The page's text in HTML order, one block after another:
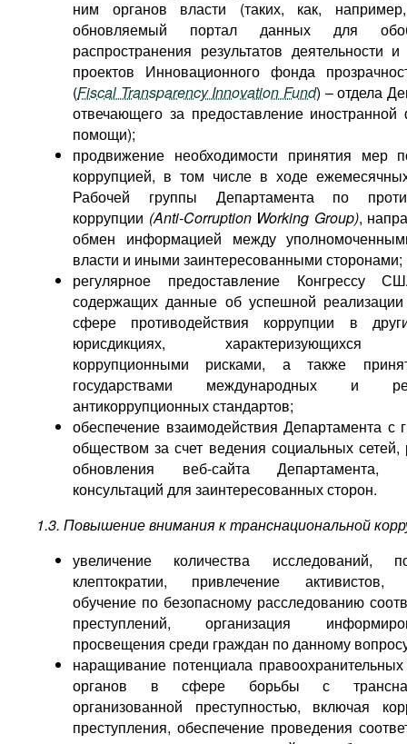
ним органов власти (таких, как,
обновляемый портал данных для
распространения результатов деятельности
проектов Инновационного фонда
(Fiscal Transparency Innovation Fund) – отдела
отвечающего за предоставление иностранной
помощи);
продвижение необходимости принятия мер
коррупцией, в том числе в ходе
Рабочей группы Департамента по
коррупции (Anti-Corruption Working Group),
обмен информацией между
власти и иными заинтересованными сторонами;
регулярное предоставление Конгрессу
содержащих данные об успешной
сфере противодействия коррупции в
юрисдикциях, характеризующихся
коррупционными рисками, а также
государствами международных и
антикоррупционных стандартов;
обеспечение взаимодействия Департамента с
обществом за счет ведения социальных сетей,
обновления веб-сайта Департамента,
консультаций для заинтересованных сторон.
1.3. Повышение внимания к транснациональной
увеличение количества исследований,
клептократии, привлечение активистов,
обучение по безопасному расследованию
преступлений, организация
просвещения среди граждан по данному
наращивание потенциала
органов в сфере борьбы с
организованной преступностью, включая
преступления, обеспечение проведения